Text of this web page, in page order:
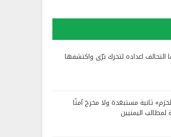
اعداده لتحرك برّي واكتشفها
ثانية مستبعَدة ولا مخرجَ آمنًا
لمطالب اليمنيين